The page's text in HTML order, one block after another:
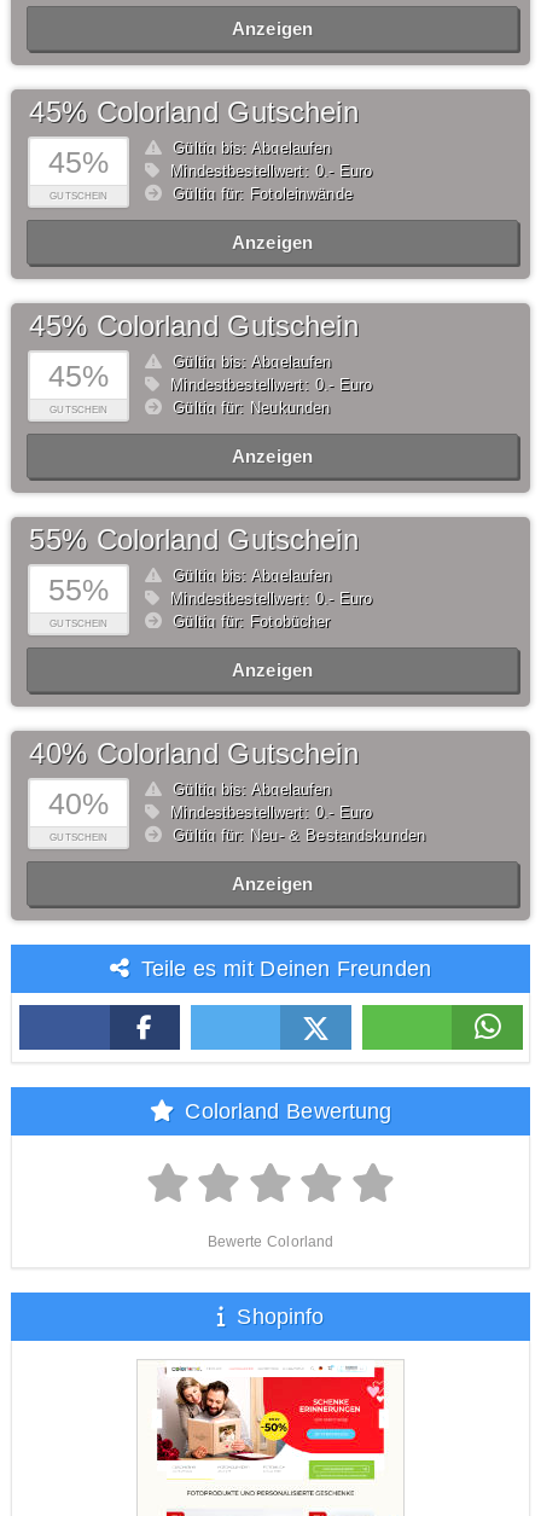
Anzeigen
45%
GUTSCHEIN
45% Colorland Gutschein
Gültig bis: Abgelaufen
Mindestbestellwert: 0,- Euro
Gültig für: Fotoleinwände
Anzeigen
45%
GUTSCHEIN
45% Colorland Gutschein
Gültig bis: Abgelaufen
Mindestbestellwert: 0,- Euro
Gültig für: Neukunden
Anzeigen
55%
GUTSCHEIN
55% Colorland Gutschein
Gültig bis: Abgelaufen
Mindestbestellwert: 0,- Euro
Gültig für: Fotobücher
Anzeigen
40%
GUTSCHEIN
40% Colorland Gutschein
Gültig bis: Abgelaufen
Mindestbestellwert: 0,- Euro
Gültig für: Neu- & Bestandskunden
Anzeigen
Teile es mit Deinen Freunden
Colorland Bewertung
Bewerte Colorland
Shopinfo